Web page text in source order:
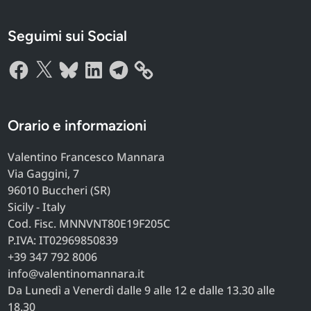
Seguimi sui Social
Facebook
X BlueskyLinkedInTelegram
Orario e informazioni
Valentino Francesco Mannara
Via Gaggini, 7
96010 Buccheri (SR)
Sicily - Italy
Cod. Fisc. MNNVNT80E19F205C
P.IVA: IT02969850839
+39 347 792 8006
info@valentinomannara.it
Da Lunedì a Venerdì dalle 9 alle 12 e dalle 13.30 alle
18.30